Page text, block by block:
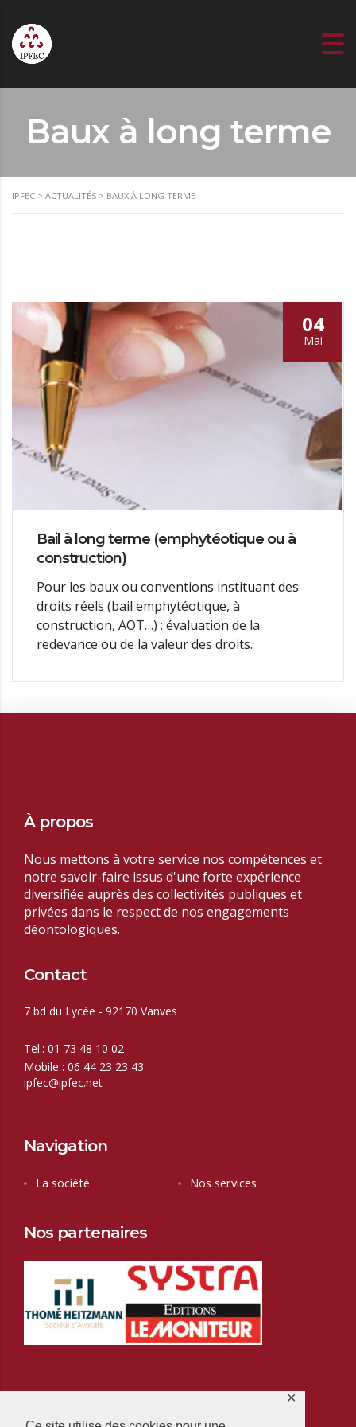
✕
Baux à long terme
IPFEC > ACTUALITÉS > BAUX À LONG TERME
04
Mai
Bail à long terme (emphytéotique ou à
construction)
Pour les baux ou conventions instituant des
droits réels (bail emphytéotique, à
construction, AOT…) : évaluation de la
redevance ou de la valeur des droits.
À propos
Nous mettons à votre service nos compétences et
notre savoir-faire issus d'une forte expérience
diversifiée auprès des collectivités publiques et
privées dans le respect de nos engagements
déontologiques.
Contact
7 bd du Lycée - 92170 Vanves
Tel.: 01 73 48 10 02
Mobile : 06 44 23 23 43
ipfec@ipfec.net
Navigation
La société Nos services
Nos partenaires